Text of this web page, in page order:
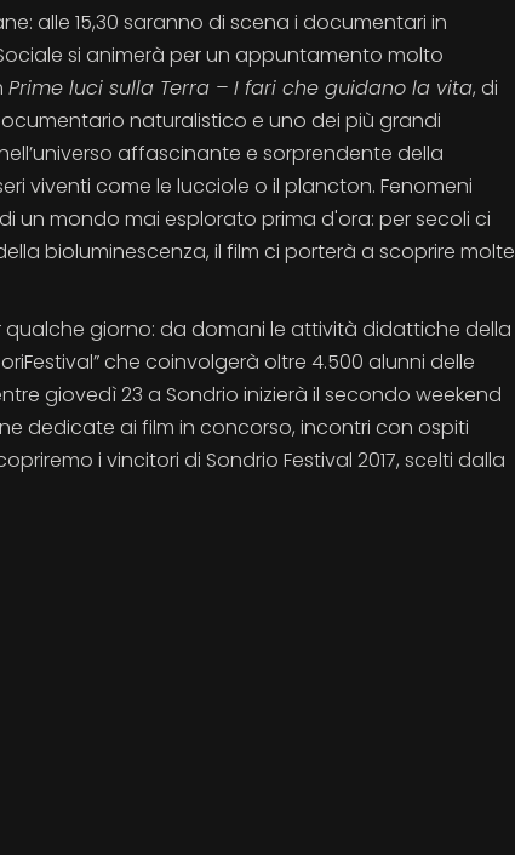
alle 15,30 saranno di scena i documentari in
si animerà per un appuntamento molto
Prime luci sulla Terra – I fari che guidano la vita, di
naturalistico e uno dei più grandi
affascinante e sorprendente della
viventi come le lucciole o il plancton. Fenomeni
un mondo mai esplorato prima d'ora: per secoli ci
bioluminescenza, il film ci porterà a scoprire molte
qualche giorno: da domani le attività didattiche della
che coinvolgerà oltre 4.500 alunni delle
giovedì 23 a Sondrio inizierà il secondo weekend
dedicate ai film in concorso, incontri con ospiti
i vincitori di Sondrio Festival 2017, scelti dalla